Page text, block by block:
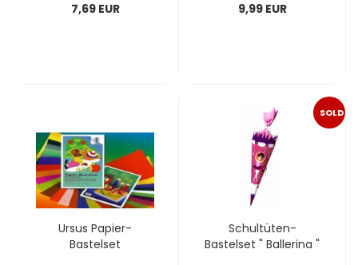
7,69 EUR 9,99 EUR
Ursus Papier-
Bastelset
SOLD
Schultüten-
Bastelset " Ballerina "